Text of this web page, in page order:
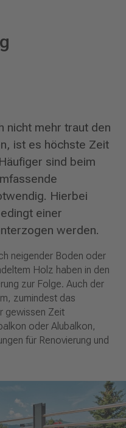
nicht mehr traut den
ist es höchste Zeit
sind beim
Hierbei
einer
werden.
neigender Boden oder
Holz haben in den
zur Folge. Auch der
zumindest das
gewissen Zeit
oder Alubalkon,
für Renovierung und